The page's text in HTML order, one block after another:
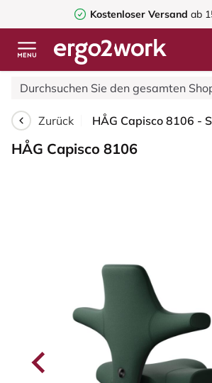
Kostenloser Versand ab
Zurück
HÅG Capisco 8106